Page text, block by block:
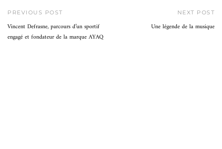
PREVIOUS POST
Vincent Defrasne, parcours d’un sportif
engagé et fondateur de la marque AYAQ
NEXT POST
Une légende de la musique